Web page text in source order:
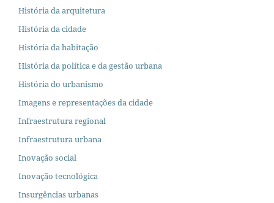
História da arquitetura
História da cidade
História da habitação
História da política e da gestão urbana
História do urbanismo
Imagens e representações da cidade
Infraestrutura regional
Infraestrutura urbana
Inovação social
Inovação tecnológica
Insurgências urbanas